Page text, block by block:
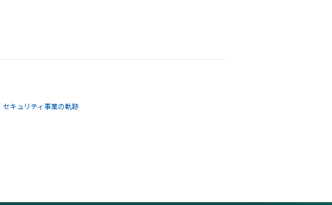
セキュリティ事業の軌跡